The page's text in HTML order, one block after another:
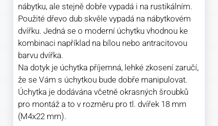
nábytku, ale stejně dobře vypadá i na rustikálním.
Použité dřevo dub skvěle vypadá na nábytkovém
dvířku. Jedná se o moderní úchytku vhodnou ke
kombinaci například na bílou nebo antracitovou
barvu dvířka.
Na dotyk je úchytka příjemná, lehké zkosení zaručí,
že se Vám s úchytkou bude dobře manipulovat.
Úchytka je dodávána včetně okrasných šroubků
pro montáž a to v rozměru pro tl. dvířek 18 mm
(M4x22 mm).